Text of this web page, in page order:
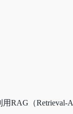
（Retrieval-